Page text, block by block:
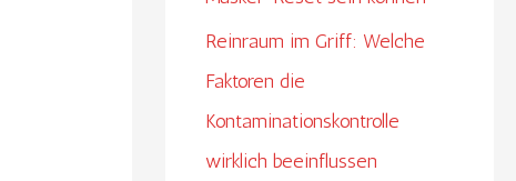
Reinraum im Griff: Welche
Faktoren die
Kontaminationskontrolle
wirklich beeinflussen